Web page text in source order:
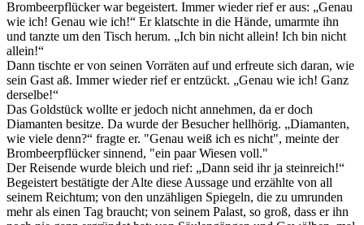
Brombeerpflücker war begeistert. Immer wieder rief er aus: „Genau
wie ich! Genau wie ich!“ Er klatschte in die Hände, umarmte ihn
und tanzte um den Tisch herum. „Ich bin nicht allein! Ich bin nicht
allein!“
Dann tischte er von seinen Vorräten auf und erfreute sich daran, wie
sein Gast aß. Immer wieder rief er entzückt. „Genau wie ich! Ganz
derselbe!“
Das Goldstück wollte er jedoch nicht annehmen, da er doch
Diamanten besitze. Da wurde der Besucher hellhörig. „Diamanten,
wie viele denn?“ fragte er. "Genau weiß ich es nicht", meinte der
Brombeerpflücker sinnend, "ein paar Wiesen voll."
Der Reisende wurde bleich und rief: „Dann seid ihr ja steinreich!“
Begeistert bestätigte der Alte diese Aussage und erzählte von all
seinem Reichtum; von den unzähligen Spiegeln, die zu umrunden
mehr als einen Tag braucht; von seinem Palast, so groß, dass er ihn